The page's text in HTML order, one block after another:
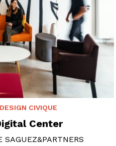
CIVIQUE
Center
SAGUEZ&PARTNERS